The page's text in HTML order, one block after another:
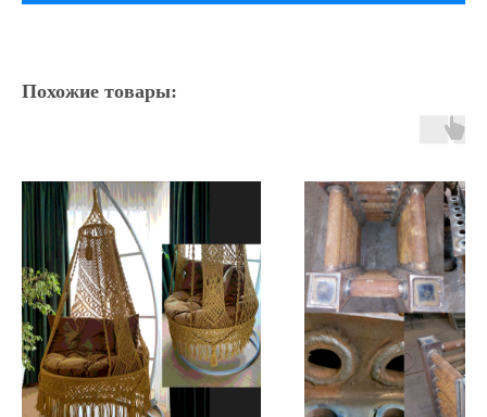
Похожие товары: